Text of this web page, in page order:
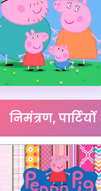
निमंत्रण,